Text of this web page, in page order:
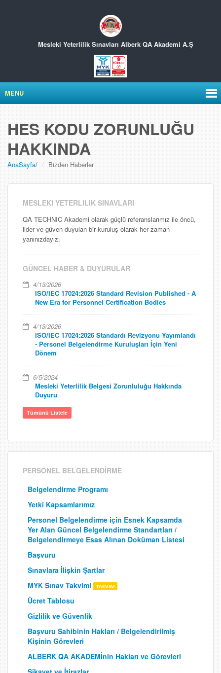
Mesleki Yeterlilik Sınavları Alberk QA Akademi A.Ş
MENU
HES KODU ZORUNLUĞU
HAKKINDA
AnaSayfa/ Bizden Haberler
MESLEKI YETERLILIK SINAVLARI
QA TECHNIC Akademi olarak güçlü referanslarımız ile öncü,
lider ve güven duyulan bir kuruluş olarak her zaman
yanınızdayız.
GÜNCEL HABER & DUYURULAR
4/13/2026
ISO/IEC 17024:2026 Standard Revision Published - A
New Era for Personnel Certification Bodies
4/13/2026
ISO/IEC 17024:2026 Standardı Revizyonu Yayımlandı
- Personel Belgelendirme Kuruluşları İçin Yeni
Dönem
6/5/2024
Mesleki Yeterlilik Belgesi Zorunluluğu Hakkında
Duyuru
Tümünü Listele
PERSONEL BELGELENDİRME
Belgelendirme Programı
Yetki Kapsamlarımız
Personel Belgelendirme için Esnek Kapsamda
Yer Alan Güncel Belgelendirme Standartları /
Belgelendirmeye Esas Alınan Doküman Listesi
Başvuru
Sınavlara İlişkin Şartlar
MYK Sınav Takvimi
Ücret Tablosu
Gizlilik ve Güvenlik
Başvuru Sahibinin Hakları / Belgelendirilmiş
Kişinin Görevleri
ALBERK QA AKADEMİnin Hakları ve Görevleri